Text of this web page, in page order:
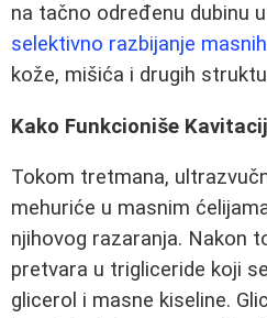
na tačno određenu dubinu
selektivno razbijanje
kože, mišića i drugih
Kako Funkcioniše
Tokom tretmana,
mehuriće u masnim
njihovog razaranja. Nakon
pretvara u trigliceride koji
glicerol i masne kiseline.